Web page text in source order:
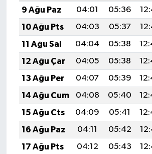
9 Ağu Paz
04:01 05:36
10 Ağu Pts
04:03 05:37
11 Ağu Sal
04:04 05:38
12 Ağu Çar
04:05 05:38
13 Ağu Per
04:07 05:39
14 Ağu Cum
04:08 05:40
15 Ağu Cts
04:09 05:41
16 Ağu Paz
04:11 05:42
17 Ağu Pts
04:12 05:43